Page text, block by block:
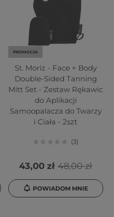
PROMOCJA
St. Moriz - Face + Body
Double-Sided Tanning
Mitt Set - Zestaw Rękawic
do Aplikacji
Samoopalacza do Twarzy
i Ciała - 2szt
3
48,00 zł
43,00 zł
POWIADOM MNIE